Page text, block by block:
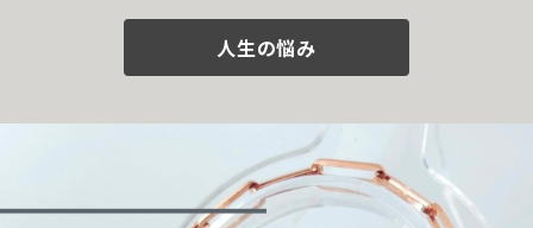
人生の悩み